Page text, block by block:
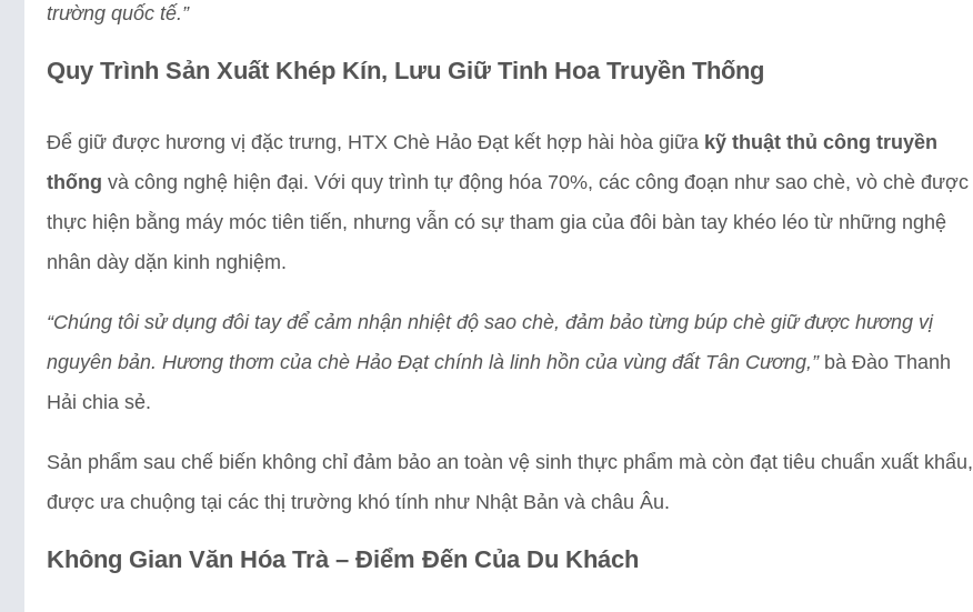
trường quốc tế.”
Quy Trình Sản Xuất Khép Kín, Lưu Giữ Tinh Hoa Truyền Thống
Để giữ được hương vị đặc trưng, HTX Chè Hảo Đạt kết hợp hài hòa giữa kỹ thuật thủ công truyền
thống và công nghệ hiện đại. Với quy trình tự động hóa 70%, các công đoạn như sao chè, vò chè được
thực hiện bằng máy móc tiên tiến, nhưng vẫn có sự tham gia của đôi bàn tay khéo léo từ những nghệ
nhân dày dặn kinh nghiệm.
“Chúng tôi sử dụng đôi tay để cảm nhận nhiệt độ sao chè, đảm bảo từng búp chè giữ được hương vị
nguyên bản. Hương thơm của chè Hảo Đạt chính là linh hồn của vùng đất Tân Cương,”bà Đào Thanh
Hải chia sẻ.
Sản phẩm sau chế biến không chỉ đảm bảo an toàn vệ sinh thực phẩm mà còn đạt tiêu chuẩn xuất khẩu,
được ưa chuộng tại các thị trường khó tính như Nhật Bản và châu Âu.
Không Gian Văn Hóa Trà – Điểm Đến Của Du Khách